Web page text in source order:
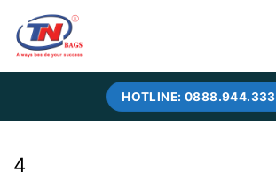
content
HOTLINE: 0888.944.333
4